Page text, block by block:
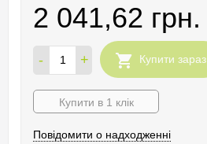
2 041,62 грн.
- + Купити зараз
Купити в 1 клік
Повідомити о надходженні